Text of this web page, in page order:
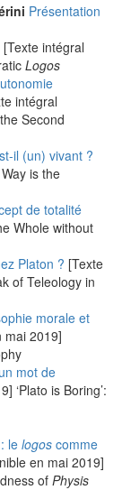
Présentation
[Texte intégral
Logos
intégral
Second
il (un) vivant ?
is the
de totalité
Whole without
Platon ? [Texte
of Teleology in
morale et
mai 2019]
mot de
‘Plato is Boring’:
le logos comme
en mai 2019]
of Physis